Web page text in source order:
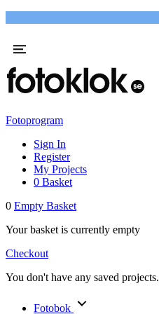
Fotoprogram
Sign In
Register
My Projects
0 Basket
0 Empty Basket
Your basket is currently empty
Checkout
You don't have any saved projects.
Fotobok